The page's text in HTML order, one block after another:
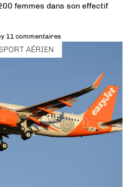
femmes dans son effectif
11 commentaires
AÉRIEN